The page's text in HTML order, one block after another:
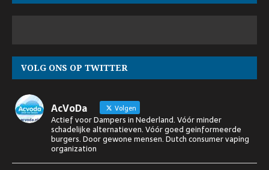
VOLG ONS OP TWITTER
AcVoDa Volgen
Actief voor Dampers in Nederland. Vóór minder
schadelijke alternatieven. Vóór goed geinformeerde
burgers. Door gewone mensen. Dutch consumer vaping
organization